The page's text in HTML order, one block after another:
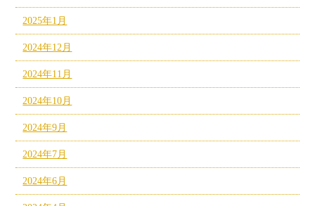
2025年1月
2024年12月
2024年11月
2024年10月
2024年9月
2024年7月
2024年6月